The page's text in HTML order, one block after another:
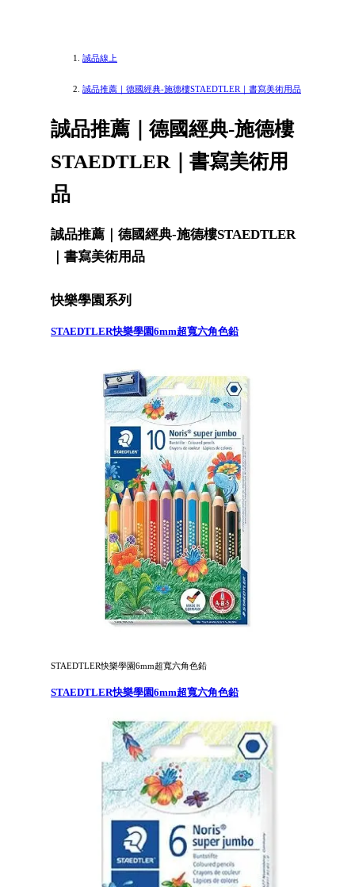
誠品線上
誠品推薦｜德國經典-施德樓STAEDTLER｜書寫美術用品
誠品推薦｜德國經典-施德樓
STAEDTLER｜書寫美術用
品
誠品推薦｜德國經典-施德樓STAEDTLER
｜書寫美術用品
快樂學園系列
STAEDTLER快樂學園6mm超寬六角色鉛
STAEDTLER快樂學園6mm超寬六角色鉛
STAEDTLER快樂學園6mm超寬六角色鉛